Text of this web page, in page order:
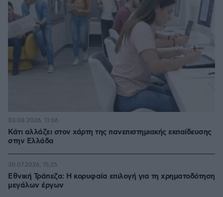
Κάτι αλλάζει στον χάρτη της πανεπιστημιακής εκπαίδευσης
στην Ελλάδα
03.08.2026, 11:06
Εθνική Τράπεζα: Η κορυφαία επιλογή για τη χρηματοδότηση
μεγάλων έργων
30.07.2026, 15:25